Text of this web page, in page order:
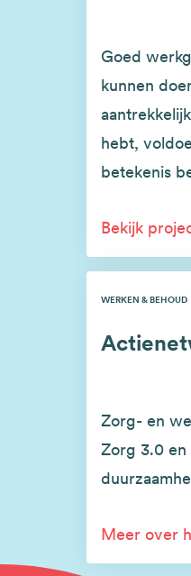
Goed
kunnen
hebt,
betekenis
Bekijk
WERKEN & BEHOUD
Zorg- en
Zorg 3.0 en
Meer over